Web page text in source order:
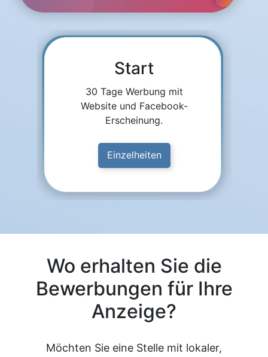
Start
30 Tage Werbung mit
Website und Facebook-
Erscheinung.
Einzelheiten
Wo erhalten Sie die
Bewerbungen für Ihre
Anzeige?
Möchten Sie eine Stelle mit lokaler,